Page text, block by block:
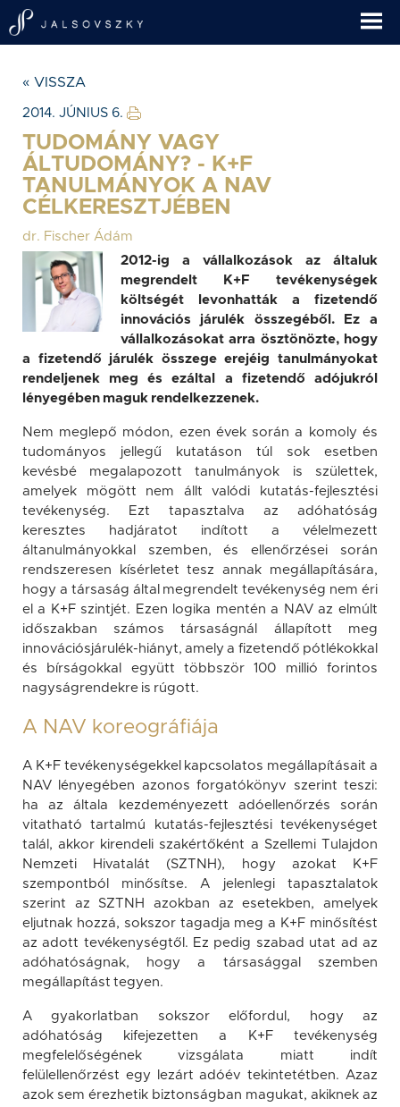
« VISSZA
2014. JÚNIUS 6.
TUDOMÁNY VAGY
ÁLTUDOMÁNY? - K+F
TANULMÁNYOK A NAV
CÉLKERESZTJÉBEN
dr. Fischer Ádám
2012-ig a vállalkozások az általuk
megrendelt K+F tevékenységek
költségét levonhatták a fizetendő
innovációs járulék összegéből. Ez a
vállalkozásokat arra ösztönözte, hogy
a fizetendő járulék összege erejéig tanulmányokat
rendeljenek meg és ezáltal a fizetendő adójukról
lényegében maguk rendelkezzenek.
Nem meglepő módon, ezen évek során a komoly és
tudományos jellegű kutatáson túl sok esetben
kevésbé megalapozott tanulmányok is születtek,
amelyek mögött nem állt valódi kutatás-fejlesztési
tevékenység. Ezt tapasztalva az adóhatóság
keresztes hadjáratot indított a vélelmezett
áltanulmányokkal szemben, és ellenőrzései során
rendszeresen kísérletet tesz annak megállapítására,
hogy a társaság által megrendelt tevékenység nem éri
el a K+F szintjét. Ezen logika mentén a NAV az elmúlt
időszakban számos társaságnál állapított meg
innovációsjárulék-hiányt, amely a fizetendő pótlékokkal
és bírságokkal együtt többször 100 millió forintos
nagyságrendekre is rúgott.
A NAV koreográfiája
A K+F tevékenységekkel kapcsolatos megállapításait a
NAV lényegében azonos forgatókönyv szerint teszi:
ha az általa kezdeményezett adóellenőrzés során
vitatható tartalmú kutatás-fejlesztési tevékenységet
talál, akkor kirendeli szakértőként a Szellemi Tulajdon
Nemzeti Hivatalát (SZTNH), hogy azokat K+F
szempontból minősítse. A jelenlegi tapasztalatok
szerint az SZTNH azokban az esetekben, amelyek
eljutnak hozzá, sokszor tagadja meg a K+F minősítést
az adott tevékenységtől. Ez pedig szabad utat ad az
adóhatóságnak, hogy a társasággal szemben
megállapítást tegyen.
A gyakorlatban sokszor előfordul, hogy az
adóhatóság kifejezetten a K+F tevékenység
megfelelőségének vizsgálata miatt indít
felülellenőrzést egy lezárt adóév tekintetétben. Azaz
azok sem érezhetik biztonságban magukat, akiknek az